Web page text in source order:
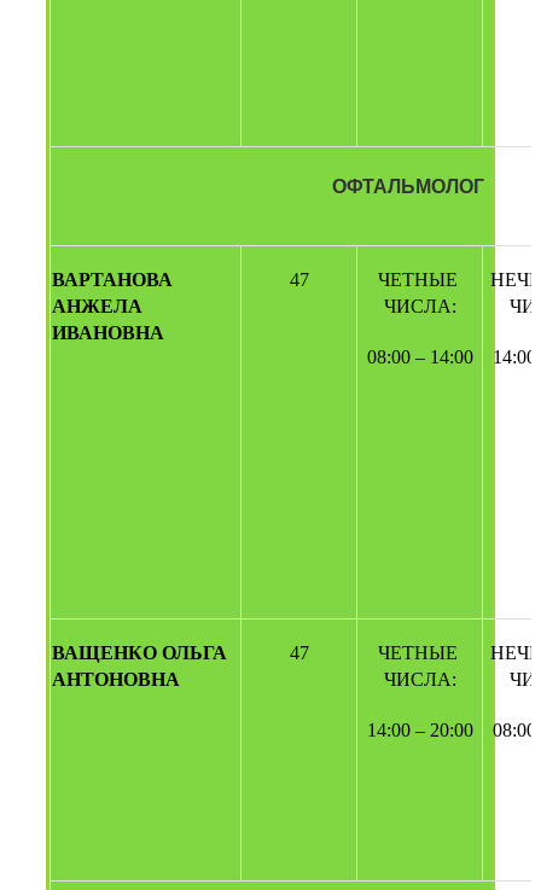
ОФТАЛЬМОЛОГ
ВАРТАНОВА
АНЖЕЛА
ИВАНОВНА
47
ЧЕТНЫЕ
ЧИСЛА:
08:00 – 14:00 14:00
ВАЩЕНКО ОЛЬГА
АНТОНОВНА
47
ЧЕТНЫЕ
ЧИСЛА:
14:00 – 20:00 08:00